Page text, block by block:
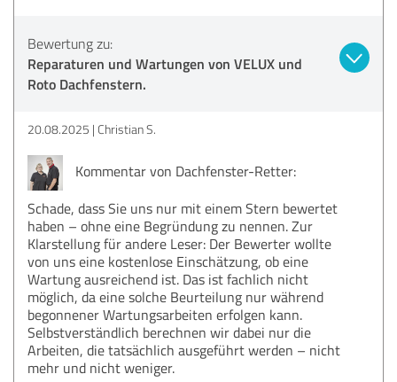
Bewertung zu:
Reparaturen und Wartungen von VELUX und
Roto Dachfenstern.
20.08.2025 Christian S.
Kommentar von Dachfenster-Retter:
Schade, dass Sie uns nur mit einem Stern bewertet
haben – ohne eine Begründung zu nennen. Zur
Klarstellung für andere Leser: Der Bewerter wollte
von uns eine kostenlose Einschätzung, ob eine
Wartung ausreichend ist. Das ist fachlich nicht
möglich, da eine solche Beurteilung nur während
begonnener Wartungsarbeiten erfolgen kann.
Selbstverständlich berechnen wir dabei nur die
Arbeiten, die tatsächlich ausgeführt werden – nicht
mehr und nicht weniger.